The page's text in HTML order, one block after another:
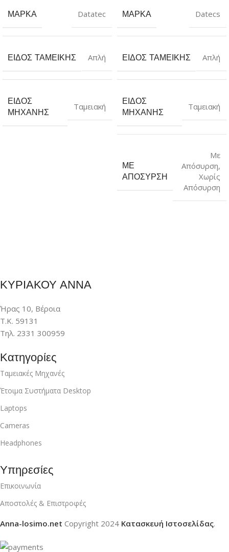
ΜΆΡΚΑ
Datatec
ΕΊΔΟΣ ΤΑΜΕΙΚΉΣ Απλή
ΕΊΔΟΣ
ΜΗΧΑΝΉΣ
Ταμειακή
ΜΆΡΚΑ
Datecs
ΕΊΔΟΣ ΤΑΜΕΙΚΉΣ Απλή
ΕΊΔΟΣ
ΜΗΧΑΝΉΣ
Ταμειακή
ΜΕ
ΑΠΌΣΥΡΣΗ
Με
Απόσυρση,
Χωρίς
Απόσυρση
ΚΥΡΙΑΚΟΥ ΑΝΝΑ
Ήρας 10, Βέροια
Τ.Κ. 59131
Τηλ. 2331 300959
Κατηγορίες
Ταμειακές Μηχανές
Έτοιμα Συστήματα Desktop
Laptops
Cameras
Headphones
Υπηρεσίες
Επικοινωνία
Αποστολές & Επιστροφές
Anna-losimo.net Copyright 2024 Κατασκευή Ιστοσελίδας.